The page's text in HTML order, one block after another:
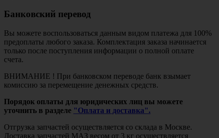
Банковский перевод
Вы можете воспользоваться данным видом платежа для 100%
предоплаты любого заказа. Комплектация заказа начинается
только после поступления информации о полной оплате
счета.
ВНИМАНИЕ ! При банковском переводе банк взымает
комиссию за перемещение денежных средств.
Порядок оплаты для юридических лиц вы можете
уточнить в разделе "Оплата и доставка".
Отгрузка запчастей осуществляется со склада в Москве.
Доставка запчастей МАЗ весом от 3 кг осуществляется